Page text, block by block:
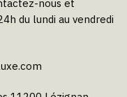
nous et
du lundi au vendredi